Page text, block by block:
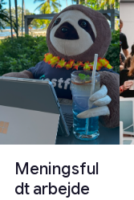
Meningsful
dt arbejde